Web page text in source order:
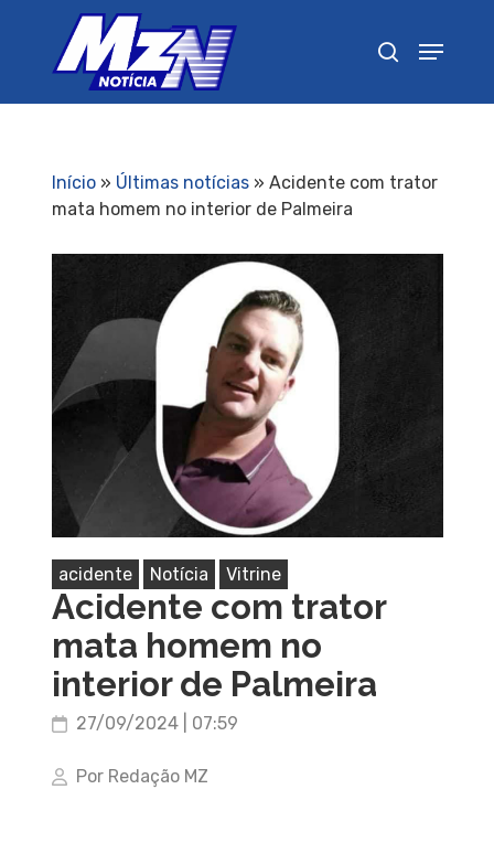
Início» Últimas notícias» Acidente com trator
mata homem no interior de Palmeira
acidente Notícia Vitrine
Acidente com trator
mata homem no
interior de Palmeira
27/09/2024 | 07:59
Por Redação MZ